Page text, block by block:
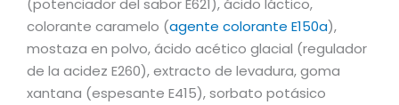
(potenciador del sabor E621), ácido láctico,
colorante caramelo (agente colorante E150a),
mostaza en polvo, ácido acético glacial (regulador
de la acidez E260), extracto de levadura, goma
xantana (espesante E415), sorbato potásico